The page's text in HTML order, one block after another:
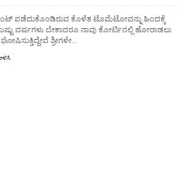
ಪಡೆದುಕೊಂಡಿರುವ ಕೊಳೆತ ಟೊಮೆಟೋವನ್ನು ಹಿಂದಕ್ಕೆ
ವರ್ಷಗಳು ಬೇಕಾದರೂ ನಾವು ಕೋರ್ಟಿನಲ್ಲಿ ಹೋರಾಡಲು
ಶ್ರೀಗಳೇ...